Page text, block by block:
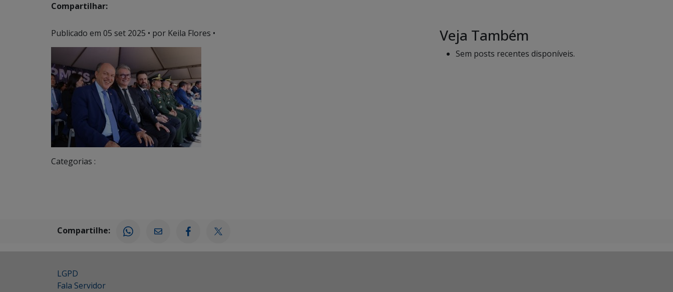
Compartilhar:
Publicado em 05 set 2025 • por Keila Flores •
Categorias :
Veja Também
Sem posts recentes disponíveis.
Compartilhe:
LGPD
Fala Servidor